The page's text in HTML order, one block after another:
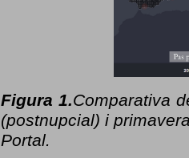
Figura 1.Comparativa
(postnupcial) i
Portal.